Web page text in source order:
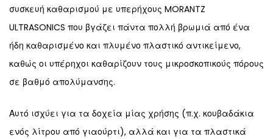
συσκευή καθαρισμού με υπερήχους MORANTZ
ULTRASONICS που βγάζει πάντα πολλή βρωμιά από ένα
ήδη καθαρισμένο και πλυμένο πλαστικό αντικείμενο,
καθώς οι υπέρηχοι καθαρίζουν τους μικροσκοπικούς πόρους
σε βαθμό απολύμανσης.
Αυτό ισχύει για τα δοχεία μίας χρήσης (π.χ. κουβαδάκια
ενός λίτρου από γιαούρτι), αλλά και για τα πλαστικά